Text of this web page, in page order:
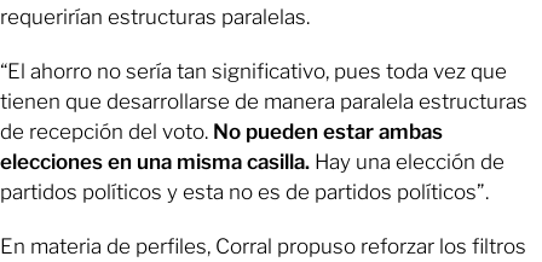
requerirían estructuras paralelas.
“El ahorro no sería tan significativo, pues toda vez que
tienen que desarrollarse de manera paralela estructuras
de recepción del voto. No pueden estar ambas
elecciones en una misma casilla. Hay una elección de
partidos políticos y esta no es de partidos políticos”.
En materia de perfiles, Corral propuso reforzar los filtros